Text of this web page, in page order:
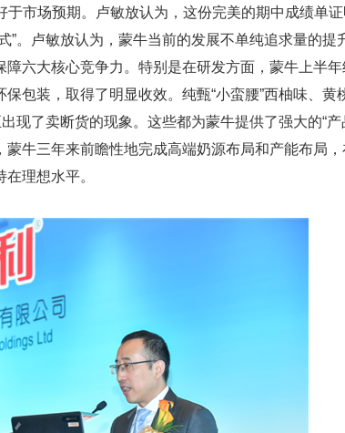
市场预期。卢敏放认为，这份完美的期中成绩单
。卢敏放认为，蒙牛当前的发展不单纯追求量的提
六大核心竞争力。特别是在研发方面，蒙牛上半
包装，取得了明显收效。纯甄“小蛮腰”西柚味、黄
现了卖断货的现象。这些都为蒙牛提供了强大的“
牛三年来前瞻性地完成高端奶源布局和产能布局
理想水平。